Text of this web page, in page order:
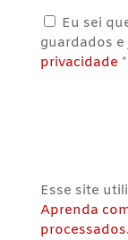
Eu sei
guardados e
privacidade *
Esse site
Aprenda
processados.